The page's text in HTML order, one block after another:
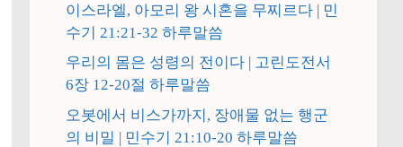
이스라엘, 아모리 왕 시혼을 무찌르다 | 민
수기 21:21-32 하루말씀
우리의 몸은 성령의 전이다 | 고린도전서
6장 12-20절 하루말씀
오봇에서 비스가까지, 장애물 없는 행군
의 비밀 | 민수기 21:10-20 하루말씀